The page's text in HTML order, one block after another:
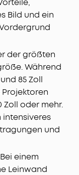
Bild und ein
der größten
Während
85 Zoll
Zoll oder mehr.
und
Bei einem
Leinwand